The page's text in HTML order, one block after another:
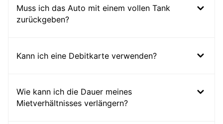
Muss ich das Auto mit einem vollen Tank
zurückgeben?
Kann ich eine Debitkarte verwenden?
Wie kann ich die Dauer meines
Mietverhältnisses verlängern?